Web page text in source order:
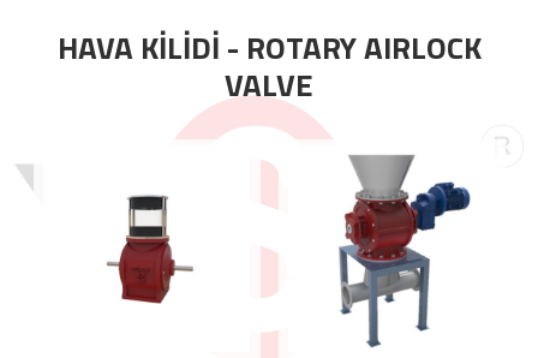
HAVA KİLİDİ - ROTARY AIRLOCK
VALVE